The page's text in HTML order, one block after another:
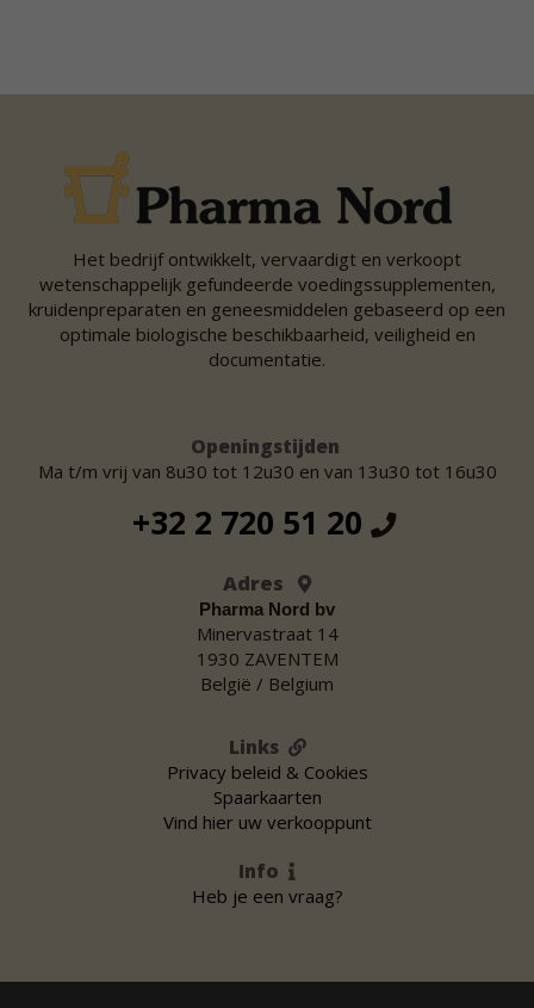
Het bedrijf ontwikkelt, vervaardigt en verkoopt
wetenschappelijk gefundeerde voedingssupplementen,
kruidenpreparaten en geneesmiddelen gebaseerd op een
optimale biologische beschikbaarheid, veiligheid en
documentatie.
Openingstijden
Ma t/m vrij van 8u30 tot 12u30 en van 13u30 tot 16u30
+32 2 720 51 20
Adres
Pharma Nord bv
Minervastraat 14
1930 ZAVENTEM
België / Belgium
Links
Privacy beleid & Cookies
Spaarkaarten
Vind hier uw verkooppunt
Info
Heb je een vraag?